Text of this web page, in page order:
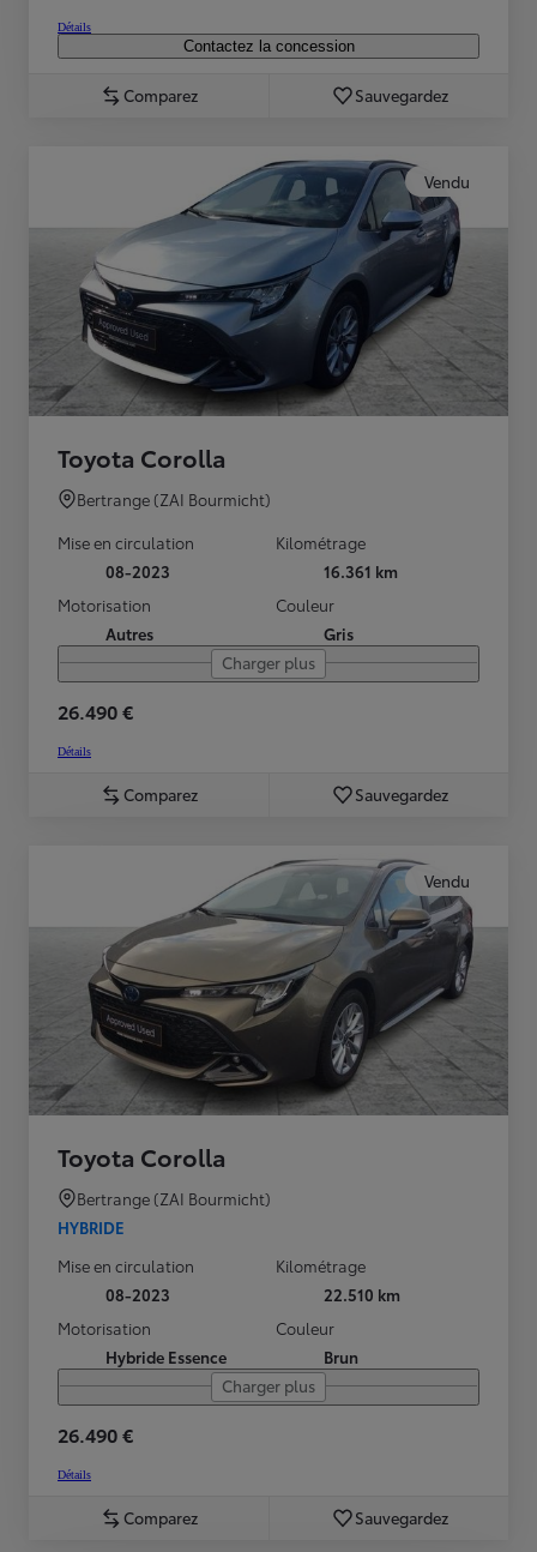
Détails
Contactez la concession
Comparez Sauvegardez
Vendu
Toyota Corolla
Bertrange (ZAI Bourmicht)
Mise en circulation
08-2023
Kilométrage
16.361 km
Motorisation
Autres
Couleur
Gris
Charger plus
26.490 €
Détails
Comparez Sauvegardez
Vendu
Toyota Corolla
Bertrange (ZAI Bourmicht)
HYBRIDE
Mise en circulation
08-2023
Kilométrage
22.510 km
Motorisation
Hybride Essence
Couleur
Brun
Charger plus
26.490 €
Détails
Comparez Sauvegardez